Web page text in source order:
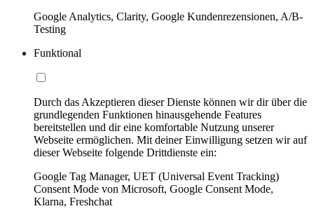
Google Analytics, Clarity, Google Kundenrezensionen, A/B-
Testing
Funktional
Durch das Akzeptieren dieser Dienste können wir dir über die
grundlegenden Funktionen hinausgehende Features
bereitstellen und dir eine komfortable Nutzung unserer
Webseite ermöglichen. Mit deiner Einwilligung setzen wir auf
dieser Webseite folgende Drittdienste ein:
Google Tag Manager, UET (Universal Event Tracking)
Consent Mode von Microsoft, Google Consent Mode,
Klarna, Freshchat